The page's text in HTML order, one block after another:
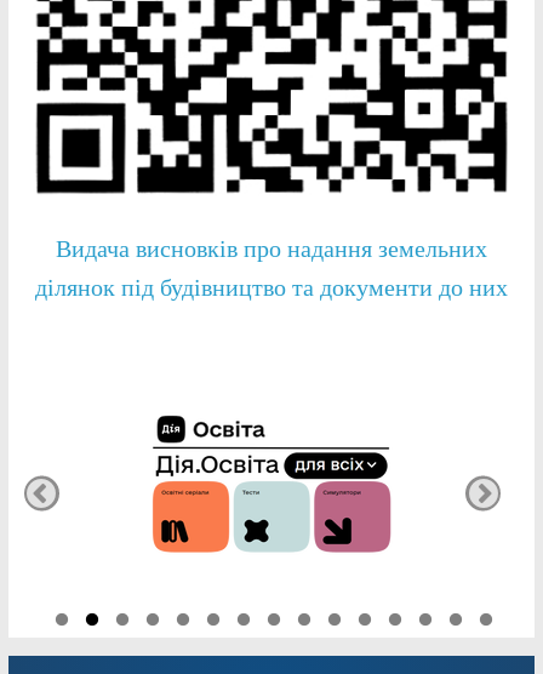
Видача висновків про надання земельних
ділянок під будівництво та документи до них